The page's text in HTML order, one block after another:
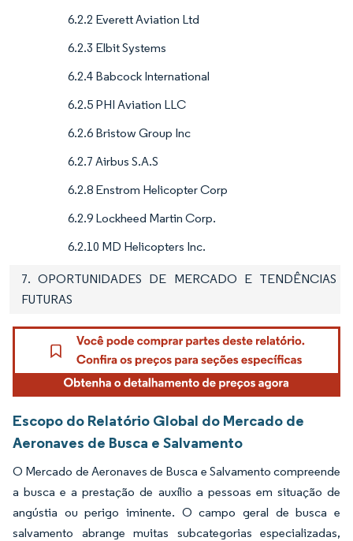
6.2.2 Everett Aviation Ltd
6.2.3 Elbit Systems
6.2.4 Babcock International
6.2.5 PHI Aviation LLC
6.2.6 Bristow Group Inc
6.2.7 Airbus S.A.S
6.2.8 Enstrom Helicopter Corp
6.2.9 Lockheed Martin Corp.
6.2.10 MD Helicopters Inc.
7. OPORTUNIDADES DE MERCADO E TENDÊNCIAS
FUTURAS
Escopo do Relatório Global do Mercado de
Aeronaves de Busca e Salvamento
O Mercado de Aeronaves de Busca e Salvamento compreende
a busca e a prestação de auxílio a pessoas em situação de
angústia ou perigo iminente. O campo geral de busca e
salvamento abrange muitas subcategorias especializadas,